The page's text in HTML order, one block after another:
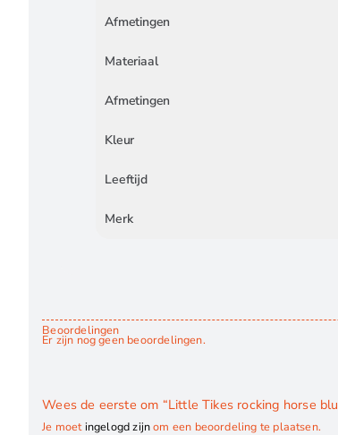
Afmetingen
Materiaal
Afmetingen
Kleur
Leeftijd
Merk
Beoordelingen
Er zijn nog geen beoordelingen.
Wees de eerste om “Little Tikes rocking horse
Je moetingelogd zijnom een beoordeling te plaatsen.